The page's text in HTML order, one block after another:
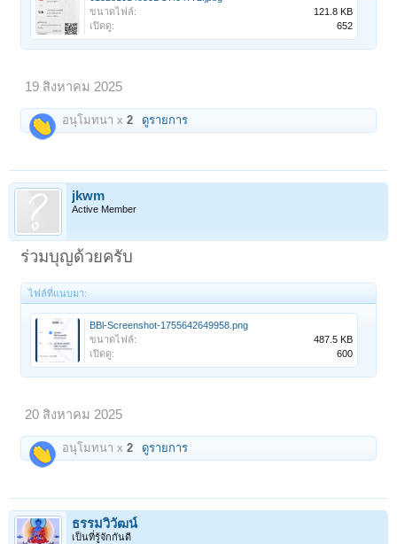
ขนาดไฟล์:
121.8 KB
เปิดดู:
652
19 สิงหาคม 2025
อนุโมทนา x2 ดูรายการ
jkwm
Active Member
ร่วมบุญด้วยครับ
ไฟล์ที่แนบมา:
BBl-Screenshot-1755642649958.png
ขนาดไฟล์:
487.5 KB
เปิดดู:
600
20 สิงหาคม 2025
อนุโมทนา x2 ดูรายการ
ธรรมวิวัฒน์
เป็นที่รู้จักกันดี